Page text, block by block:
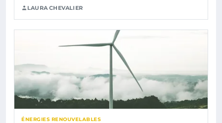
LAURA CHEVALIER
ÉNERGIES RENOUVELABLES